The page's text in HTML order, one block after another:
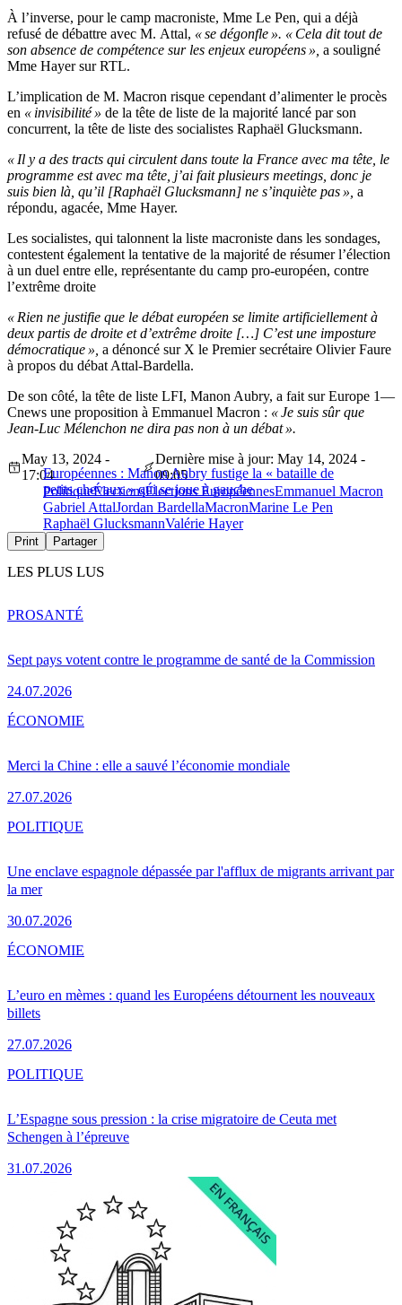
À l’inverse, pour le camp macroniste, Mme Le Pen, qui a déjà
refusé de débattre avec M. Attal, « se dégonfle ». « Cela dit tout de
son absence de compétence sur les enjeux européens », a souligné
Mme Hayer sur RTL.
L’implication de M. Macron risque cependant d’alimenter le procès
en « invisibilité » de la tête de liste de la majorité lancé par son
concurrent, la tête de liste des socialistes Raphaël Glucksmann.
« Il y a des tracts qui circulent dans toute la France avec ma tête, le
programme est avec ma tête, j’ai fait plusieurs meetings, donc je
suis bien là, qu’il [Raphaël Glucksmann] ne s’inquiète pas », a
répondu, agacée, Mme Hayer.
Les socialistes, qui talonnent la liste macroniste dans les sondages,
contestent également la tentative de la majorité de résumer l’élection
à un duel entre elle, représentante du camp pro-européen, contre
l’extrême droite
« Rien ne justifie que le débat européen se limite artificiellement à
deux partis de droite et d’extrême droite […] C’est une imposture
démocratique », a dénoncé sur X le Premier secrétaire Olivier Faure
à propos du débat Attal-Bardella.
De son côté, la tête de liste LFI, Manon Aubry, a fait sur Europe 1—
Cnews une proposition à Emmanuel Macron : « Je suis sûr que
Jean-Luc Mélenchon ne dira pas non à un débat ».
Européennes : Manon Aubry fustige la « bataille de
petits chevaux » qui se joue à gauche
May 13, 2024 -
17:04
Dernière mise à jour: May 14, 2024 -
09:05
PolitiqueÉlectionsÉlections EuropéennesEmmanuel Macron
Gabriel AttalJordan BardellaMacronMarine Le Pen
Raphaël GlucksmannValérie Hayer
Print Partager
LES PLUS LUS
Sept pays votent contre le programme de santé de la Commission
24.07.2026
PROSANTÉ
Merci la Chine : elle a sauvé l’économie mondiale
27.07.2026
ÉCONOMIE
Une enclave espagnole dépassée par l'afflux de migrants arrivant par
la mer
30.07.2026
POLITIQUE
L’euro en mèmes : quand les Européens détournent les nouveaux
billets
27.07.2026
ÉCONOMIE
L’Espagne sous pression : la crise migratoire de Ceuta met
Schengen à l’épreuve
31.07.2026
POLITIQUE